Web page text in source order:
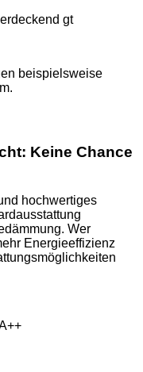
beispielsweise
Keine Chance
hochwertiges
Wer
Energieeffizienz